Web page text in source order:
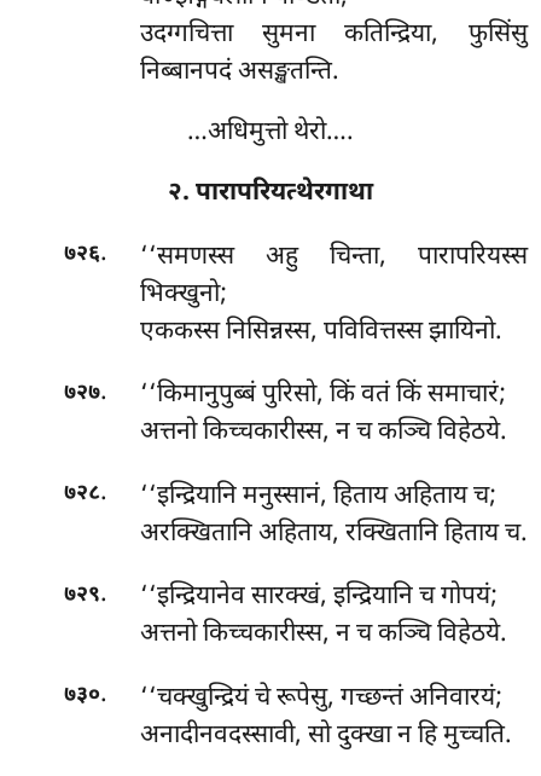
उदग्गचित्ता सुमना कतिन्द्रिया, फुसिंसु
निब्बानपदं असङ्खतन्ति.
…अधिमुत्तो थेरो….
२. पारापरियत्थेरगाथा
७२६. ‘‘समणस्स अहु चिन्ता, पारापरियस्स
भिक्खुनो;
एककस्स निसिन्नस्स, पविवित्तस्स झायिनो.
७२७.
‘‘किमानुपुब्बं पुरिसो, किं वतं किं समाचारं;
अत्तनो किच्चकारीस्स, न च कञ्चि विहेठये.
७२८. ‘‘इन्द्रियानिमनुस्सानं, हिताय अहिताय च;
अरक्खितानि अहिताय, रक्खितानि हिताय च.
७२९.
‘‘इन्द्रियानेव सारक्खं, इन्द्रियानि च गोपयं;
अत्तनो किच्चकारीस्स, न च कञ्चि विहेठये.
७३०. ‘‘चक्खुन्द्रियंचे रूपेसु, गच्छन्तं अनिवारयं;
अनादीनवदस्सावी, सो दुक्खा न हि मुच्चति.